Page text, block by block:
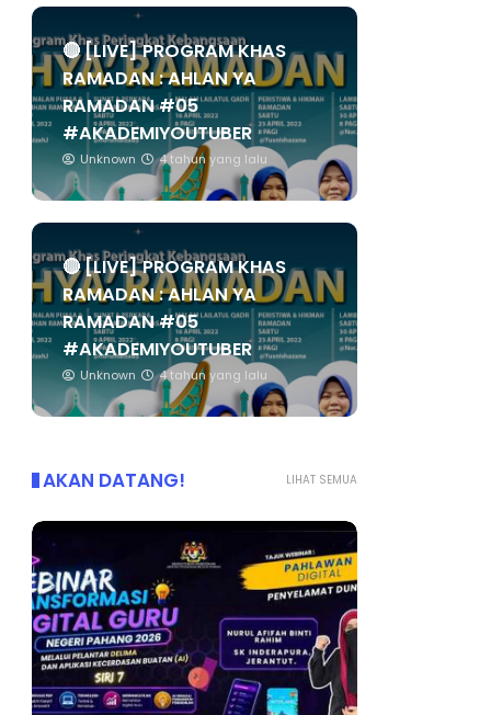
🔴 [LIVE] PROGRAM KHAS
RAMADAN : AHLAN YA
RAMADAN #05
#AKADEMIYOUTUBER
Unknown 4 tahun yang lalu
🔴 [LIVE] PROGRAM KHAS
RAMADAN : AHLAN YA
RAMADAN #05
#AKADEMIYOUTUBER
Unknown 4 tahun yang lalu
LIHAT SEMUA
AKAN DATANG!